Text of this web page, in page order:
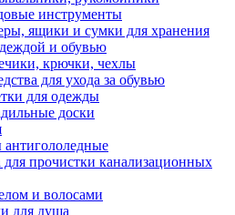
инструменты
ящики и сумки для хранения
и обувью
крючки, чехлы
для ухода за обувью
для одежды
доски
антигололедные
для прочистки канализационных
и волосами
для душа